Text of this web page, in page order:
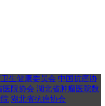
生健康委员会 中国抗癌协
医院协会 湖北省肿瘤医院数
湖北省抗癌协会